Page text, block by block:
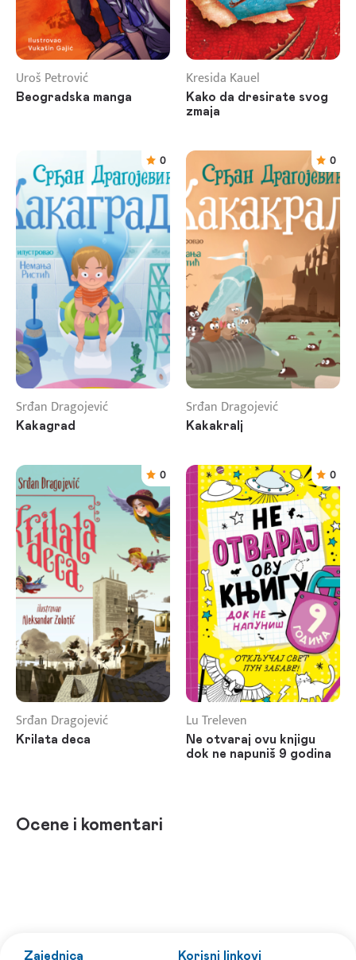
Uroš Petrović
Beogradska manga
Kresida Kauel
Kako da dresirate svog
zmaja
0
Srđan Dragojević
Kakagrad
0
Srđan Dragojević
Kakakralj
0
Srđan Dragojević
Krilata deca
0
Lu Treleven
Ne otvaraj ovu knjigu
dok ne napuniš 9 godina
Ocene i komentari
Zajednica Korisni linkovi